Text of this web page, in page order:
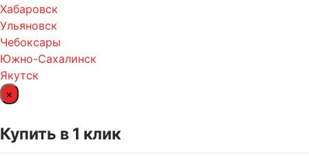
Хабаровск
Ульяновск
Чебоксары
Южно-Сахалинск
Якутск
×
Купить в 1 клик